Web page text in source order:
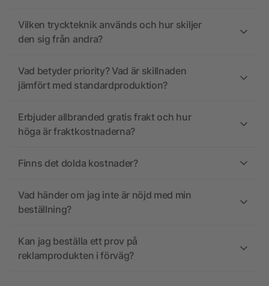
Vilken tryckteknik används och hur skiljer
den sig från andra?
Vad betyder priority? Vad är skillnaden
jämfört med standardproduktion?
Erbjuder allbranded gratis frakt och hur
höga är fraktkostnaderna?
Finns det dolda kostnader?
Vad händer om jag inte är nöjd med min
beställning?
Kan jag beställa ett prov på
reklamprodukten i förväg?